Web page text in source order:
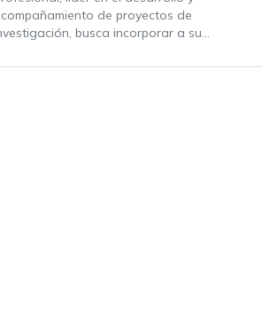
de proyectos de
busca incorporar a su...